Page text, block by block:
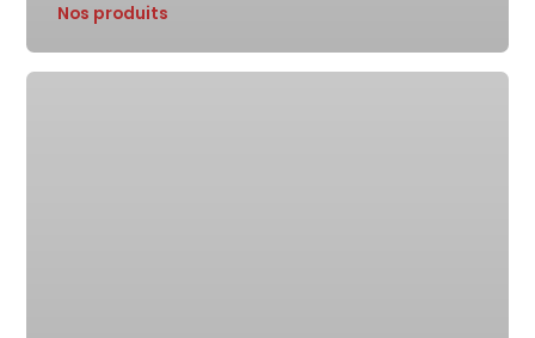
Nos produits